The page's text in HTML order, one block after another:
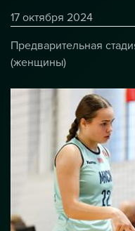
17 октября 2024
Предварительная
(женщины)